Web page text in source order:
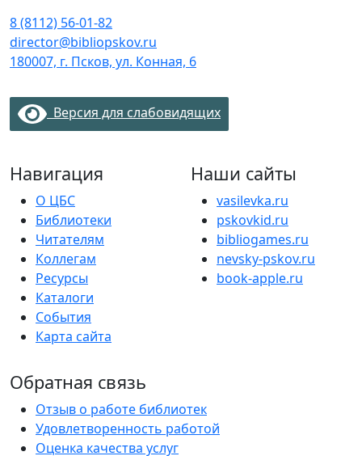
8 (8112) 56-01-82
director@bibliopskov.ru
180007, г. Псков, ул. Конная, 6
Версия для слабовидящих
Навигация
О ЦБС
Библиотеки
Читателям
Коллегам
Ресурсы
Каталоги
События
Карта сайта
Обратная связь
Отзыв о работе библиотек
Удовлетворенность работой
Оценка качества услуг
Наши сайты
vasilevka.ru
pskovkid.ru
bibliogames.ru
nevsky-pskov.ru
book-apple.ru